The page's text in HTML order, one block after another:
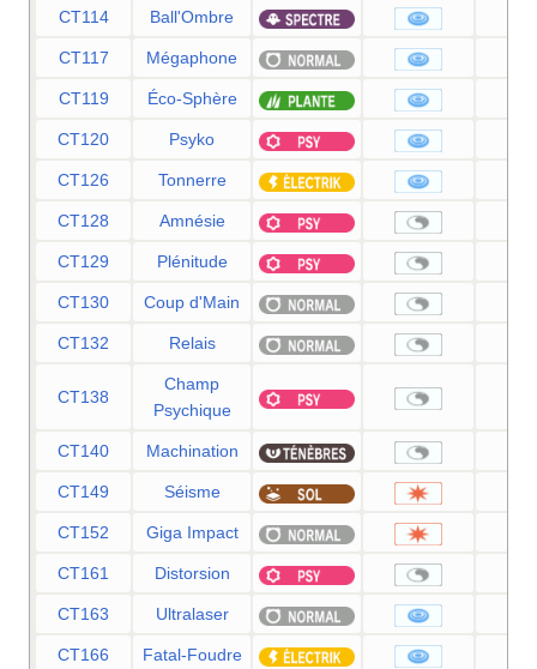
CT114 Ball'Ombre
CT117 Mégaphone
CT119 Éco-Sphère
CT120 Psyko
CT126 Tonnerre
CT128 Amnésie
CT129 Plénitude
CT130 Coup d'Main
CT132 Relais
CT138
Champ
Psychique
CT140 Machination
CT149 Séisme
CT152 Giga Impact
CT161 Distorsion
CT163 Ultralaser
CT166 Fatal-Foudre